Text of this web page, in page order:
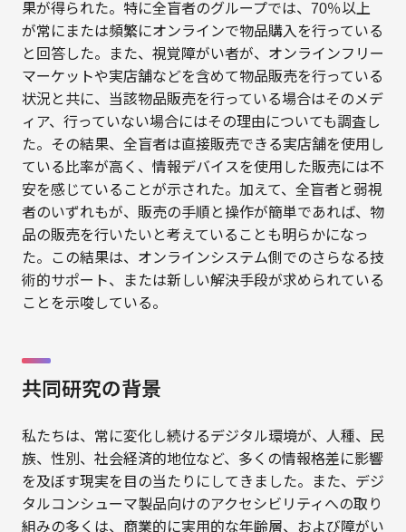
果が得られた。特に全盲者のグループでは、70％以上
が常にまたは頻繁にオンラインで物品購入を行っている
と回答した。また、視覚障がい者が、オンラインフリー
マーケットや実店舗などを含めて物品販売を行っている
状況と共に、当該物品販売を行っている場合はそのメデ
ィア、行っていない場合にはその理由についても調査し
た。その結果、全盲者は直接販売できる実店舗を使用し
ている比率が高く、情報デバイスを使用した販売には不
安を感じていることが示された。加えて、全盲者と弱視
者のいずれもが、販売の手順と操作が簡単であれば、物
品の販売を行いたいと考えていることも明らかになっ
た。この結果は、オンラインシステム側でのさらなる技
術的サポート、または新しい解決手段が求められている
ことを示唆している。
共同研究の背景
私たちは、常に変化し続けるデジタル環境が、人種、民
族、性別、社会経済的地位など、多くの情報格差に影響
を及ぼす現実を目の当たりにしてきました。また、デジ
タルコンシューマ製品向けのアクセシビリティへの取り
組みの多くは、商業的に実用的な年齢層、および障がい